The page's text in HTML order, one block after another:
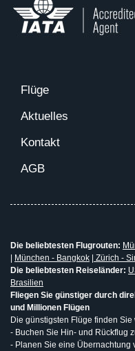
Flüge
Aktuelles
Kontakt
AGB
Die beliebtesten Flugrouten:
München - Bangkok
Zürich -
Die beliebtesten Reiseländer:
Brasilien
Fliegen Sie günstiger durch
und Millionen Flügen
Die günstigsten Flüge finden
- Buchen Sie Hin- und Rückflug
- Planen Sie eine Übernachtung